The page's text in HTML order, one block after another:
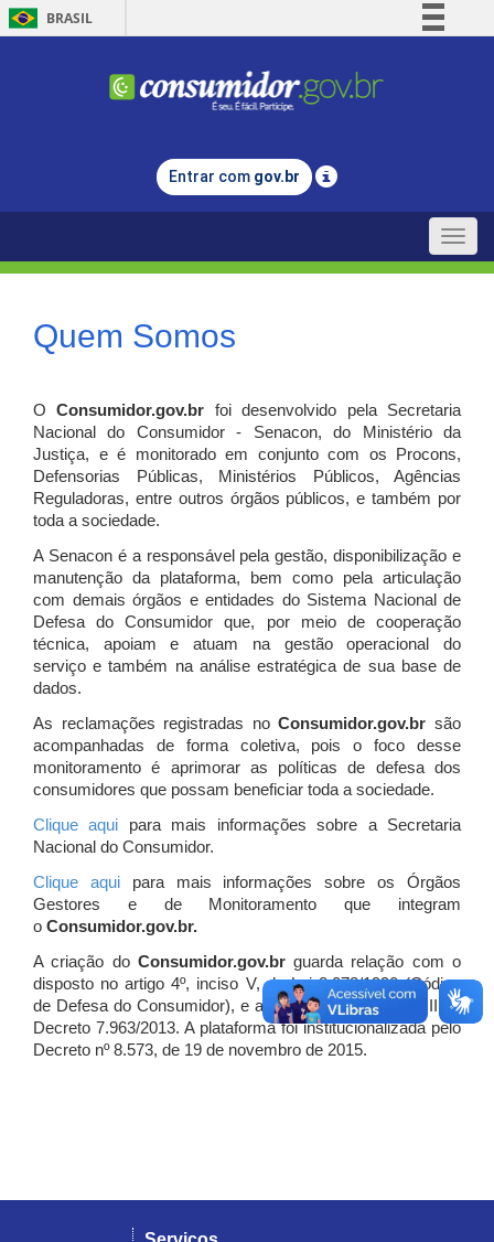
BRASIL
Comunica BR
Legislação
Entrar com gov.br
Toggle
Quem Somos
OConsumidor.gov.br
foi desenvolvido pela Secretaria
Nacional do Consumidor - Senacon, do Ministério da
Justiça, e é monitorado em conjunto com os Procons,
Defensorias Públicas, Ministérios Públicos, Agências
Reguladoras, entre outros órgãos públicos, e também por
toda a sociedade.
A Senacon é a responsável pela gestão, disponibilização e
manutenção da plataforma, bem como pela articulação
com demais órgãos e entidades do Sistema Nacional de
Defesa do Consumidor que, por meio de cooperação
técnica, apoiam e atuam na gestão operacional do
serviço e também na análise estratégica de sua base de
dados.
As reclamações registradas noConsumidor.gov.br são
acompanhadas de forma coletiva, pois o foco desse
monitoramento é aprimorar as políticas de defesa dos
consumidores que possam beneficiar toda a sociedade.
Clique aqui para mais informações sobre a Secretaria
Nacional do Consumidor.
Clique aquipara mais informações sobre os Órgãos
Gestores e de Monitoramento que integram
o Consumidor.gov.br.
A criação do Consumidor.gov.brguarda relação com o
disposto no artigo 4º, inciso V, da Lei 8.078/1990 (Código
de Defesa do Consumidor), e artigo 7º, incisos I, II e III do
Decreto 7.963/2013. A plataforma foi institucionalizada pelo
Decreto nº 8.573, de 19 de novembro de 2015.